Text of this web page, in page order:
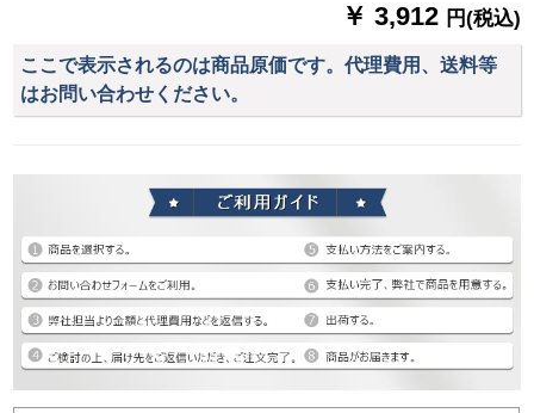
￥ 3,912 円(税込)
ここで表示されるのは商品原価です。代理費用、送料等
はお問い合わせください。